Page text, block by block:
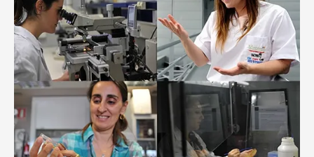
de
introducción
a
la
investigación
impulsadas
por
el